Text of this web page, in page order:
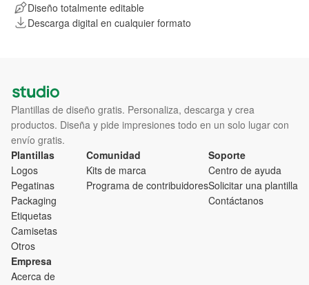
Diseño totalmente editable
Descarga digital en cualquier formato
Plantillas de diseño gratis. Personaliza, descarga y crea
productos. Diseña y pide impresiones todo en un solo lugar con
envío gratis.
Plantillas
Logos
Pegatinas
Packaging
Etiquetas
Camisetas
Otros
Comunidad
Kits de marca
Programa de contribuidores
Soporte
Centro de ayuda
Solicitar una plantilla
Contáctanos
Empresa
Acerca de